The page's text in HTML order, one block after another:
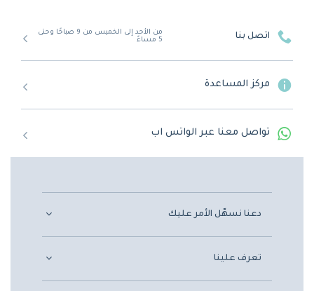
اتصل بنا
من الأحد إلى الخميس من 9 صباحًا وحتى
5 مساءً
مركز المساعدة
تواصل معنا عبر الواتس اب
دعنا نسهّل الأمر عليك
تعرف علينا